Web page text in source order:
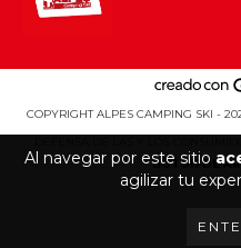
Al navegar por este sitio
agilizar tu
COPYRIGHT ALPES CAMPING SKI -
BOTÓN DE